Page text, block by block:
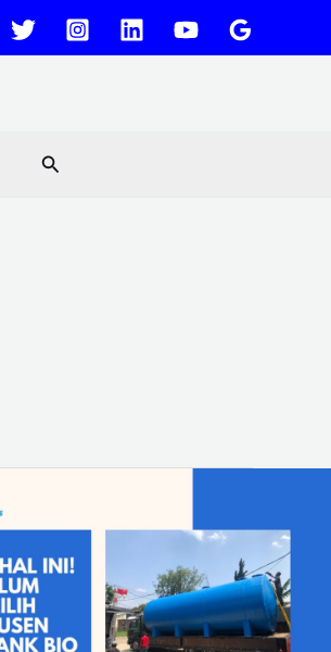
Search